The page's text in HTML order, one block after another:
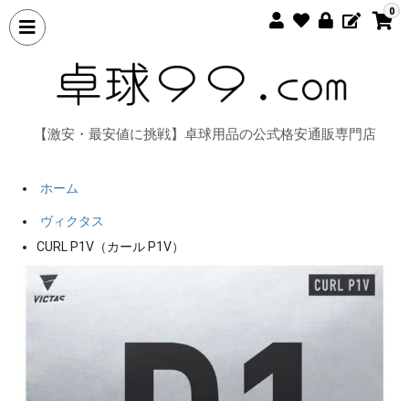
0
【激安・最安値に挑戦】卓球用品の公式格安通販専門店
ホーム
ヴィクタス
CURL P1V（カール P1V）